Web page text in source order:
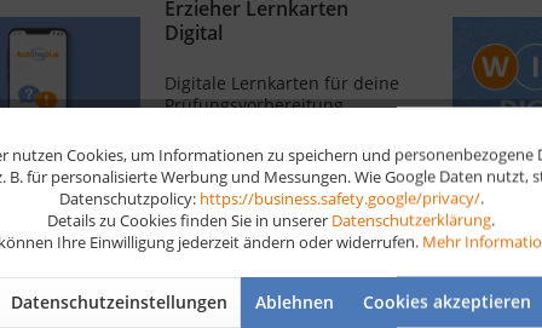
Erzieher Lernkarten
Digital
Digitale Lernkarten für deine
Prüfungsvorbereitung
alle Hände voll zu tun. Du
hast überwiegend mit
Kindern und Jugendlichen zu
tun und vermittelst wichtige
Werte wie Teamfähigkeit,
Einfühlungsvermögen oder...
ab 19,90 € *
nutzen Cookies, um Informationen zu speichern und personenbezogene
B. für personalisierte Werbung und Messungen. Wie Google Daten nutzt,
Datenschutzpolicy: https://business.safety.google/privacy/.
Details zu Cookies finden Sie in unserer Datenschutzerklärung.
Ihre Einwilligung jederzeit ändern oder widerrufen. Mehr
Datenschutzeinstellungen Ablehnen Cookies akzeptieren